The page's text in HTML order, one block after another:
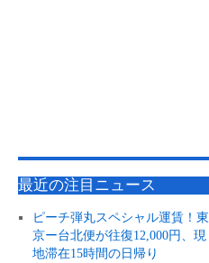
最近の注目ニュース
ピーチ弾丸スペシャル運賃！東
京ー台北便が往復12,000円、現
地滞在15時間の日帰り